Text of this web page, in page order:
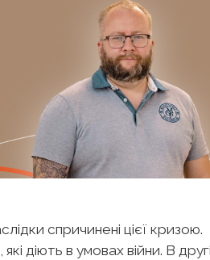
спричинені цієї кризою.
діють в умовах війни. В